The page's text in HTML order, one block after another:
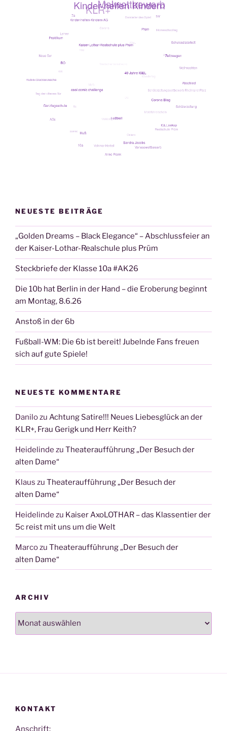
NEUESTE BEITRÄGE
„Golden Dreams – Black Elegance“ – Abschlussfeier an
der Kaiser-Lothar-Realschule plus Prüm
Steckbriefe der Klasse 10a #AK26
Die 10b hat Berlin in der Hand – die Eroberung beginnt
am Montag, 8.6.26
Anstoß in der 6b
Fußball-WM: Die 6b ist bereit! Jubelnde Fans freuen
sich auf gute Spiele!
NEUESTE KOMMENTARE
Danilozu Achtung Satire!!! Neues Liebesglück an der
KLR+, Frau Gerigk und Herr Keith?
Heidelinde zu Theateraufführung „Der Besuch der
alten Dame“
Klaus zu Theateraufführung „Der Besuch der
alten Dame“
Heidelinde zu Kaiser AxoLOTHAR – das Klassentier der
5c reist mit uns um die Welt
Marcozu Theateraufführung „Der Besuch der
alten Dame“
ARCHIV
Archiv
KONTAKT
Anschrift: